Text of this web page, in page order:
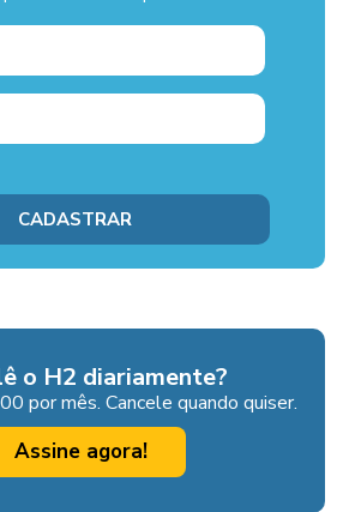
o H2 diariamente?
por mês. Cancele quando quiser.
Assine agora!